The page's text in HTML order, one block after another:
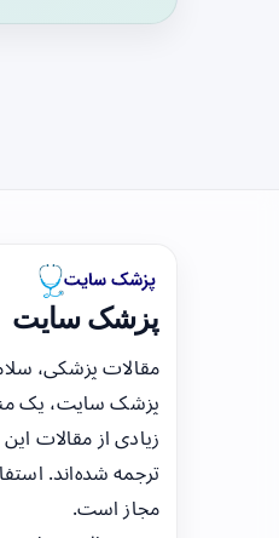
پزشک سایت
مقالات پزشکی،
پزشک سایت، یک
زیادی از مقالات
ترجمه شده‌اند.
مجاز است.